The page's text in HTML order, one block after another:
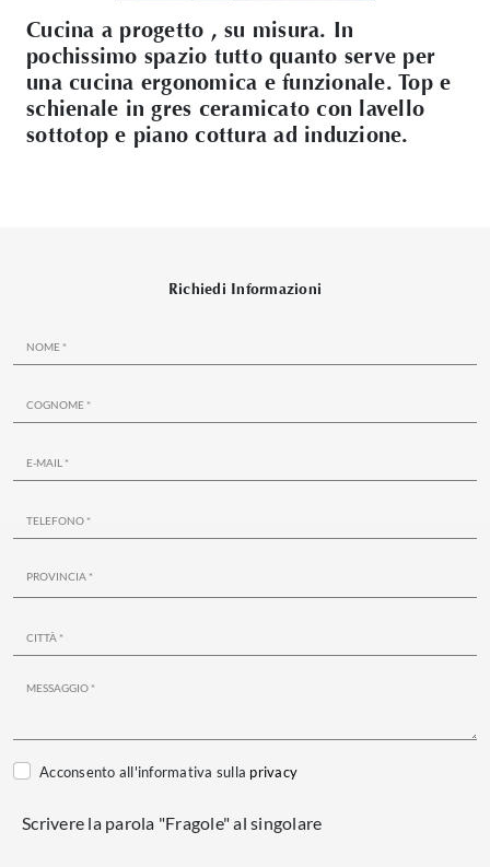
Cucina a progetto , su misura. In
pochissimo spazio tutto quanto serve per
una cucina ergonomica e funzionale. Top e
schienale in gres ceramicato con lavello
sottotop e piano cottura ad induzione.
Richiedi Informazioni
Acconsento all'informativa sulla privacy
Scrivere la parola "Fragole" al singolare